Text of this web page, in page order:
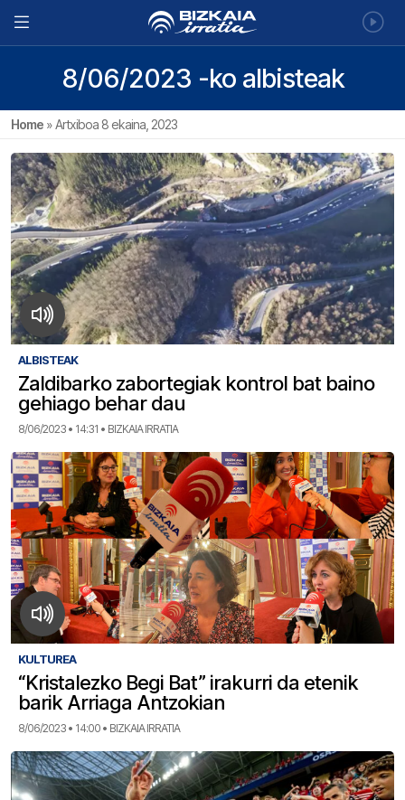
8/06/2023 -ko albisteak
Home »Artxiboa 8 ekaina, 2023
ALBISTEAK
Zaldibarko zabortegiak kontrol bat baino
gehiago behar dau
8/06/2023 • 14:31 • BIZKAIA IRRATIA
KULTUREA
“Kristalezko Begi Bat” irakurri da etenik
barik Arriaga Antzokian
8/06/2023 • 14:00 • BIZKAIA IRRATIA